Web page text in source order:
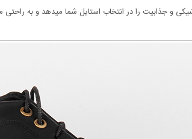
و جذابیت را در انتخاب استایل شما میدهد و به